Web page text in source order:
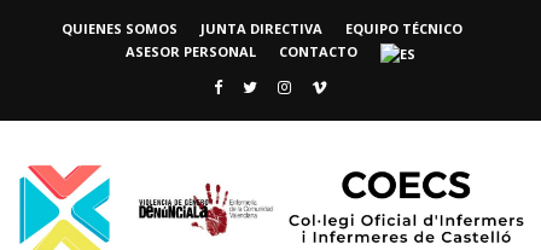
QUIENES SOMOS JUNTA DIRECTIVA
EQUIPO TÉCNICO
ASESOR PERSONAL
CONTACTO